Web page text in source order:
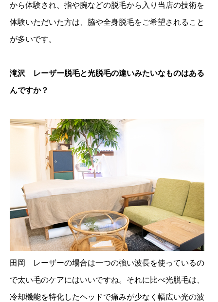
から体験され、指や腕などの脱毛から入り当店の技術を
体験いただいた方は、脇や全身脱毛をご希望されること
が多いです。
滝沢 レーザー脱毛と光脱毛の違いみたいなものはある
んですか？
田岡 レーザーの場合は一つの強い波長を使っているの
で太い毛のケアにはいいですね。それに比べ光脱毛は、
冷却機能を特化したヘッドで痛みが少なく幅広い光の波